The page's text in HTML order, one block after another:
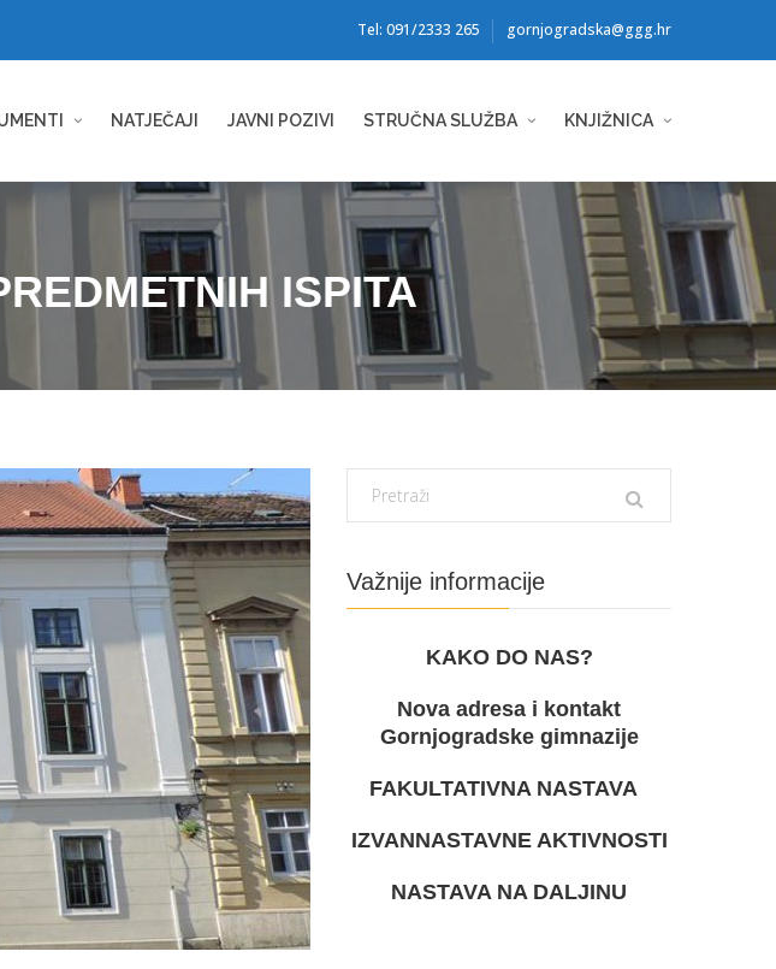
Tel: 091/2333 265 gornjogradska@ggg.hr
NATJEČAJI JAVNI POZIVI STRUČNA SLUŽBA KNJIŽNICA
ISPITA
Važnije informacije
KAKO DO NAS?
Nova adresa i kontakt
Gornjogradske gimnazije
FAKULTATIVNA NASTAVA
IZVANNASTAVNE AKTIVNOSTI
NASTAVA NA DALJINU